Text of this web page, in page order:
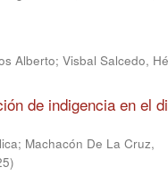
Alberto; Visbal Salcedo,
de indigencia en el
; Machacón De La Cruz,
)